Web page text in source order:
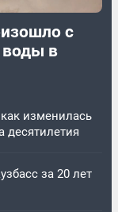
с
воды в
изменилась
десятилетия
за 20 лет